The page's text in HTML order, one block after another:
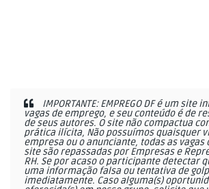
IMPORTANTE: EMPREGO DF é um site
vagas de emprego, e seu conteúdo é de
de seus autores. O site não compactua
prática ilícita, Não possuímos quaisquer
empresa ou o anunciante, todas as
site são repassadas por Empresas e
RH. Se por acaso o participante detectar
uma informação falsa ou tentativa de
imediatamente. Caso alguma(s)